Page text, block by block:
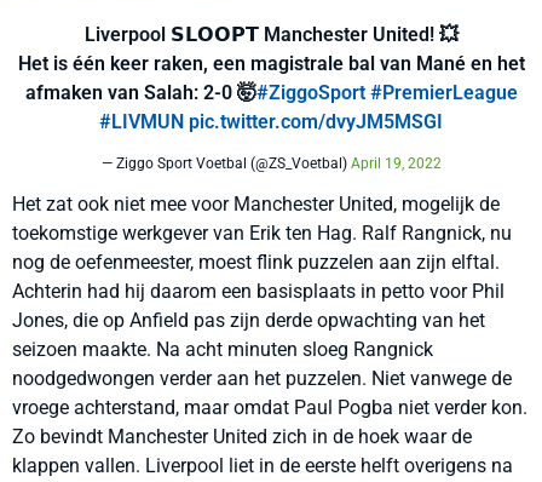
Liverpool 𝗦𝗟𝗢𝗢𝗣𝗧 Manchester United! 💥
Het is één keer raken, een magistrale bal van Mané en het
afmaken van Salah: 2-0 🤯#ZiggoSport #PremierLeague
#LIVMUN pic.twitter.com/dvyJM5MSGI
— Ziggo Sport Voetbal (@ZS_Voetbal) April 19, 2022
Het zat ook niet mee voor Manchester United, mogelijk de
toekomstige werkgever van Erik ten Hag. Ralf Rangnick, nu
nog de oefenmeester, moest flink puzzelen aan zijn elftal.
Achterin had hij daarom een basisplaats in petto voor Phil
Jones, die op Anfield pas zijn derde opwachting van het
seizoen maakte. Na acht minuten sloeg Rangnick
noodgedwongen verder aan het puzzelen. Niet vanwege de
vroege achterstand, maar omdat Paul Pogba niet verder kon.
Zo bevindt Manchester United zich in de hoek waar de
klappen vallen. Liverpool liet in de eerste helft overigens na